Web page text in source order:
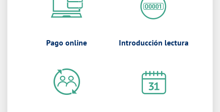
Pago online Introducción lectura